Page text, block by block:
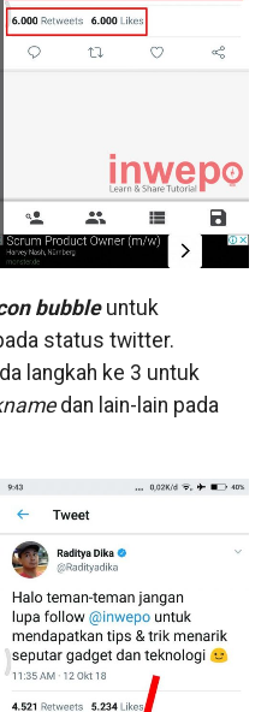
bubble untuk
status twitter.
langkah ke 3 untuk
dan lain-lain pada